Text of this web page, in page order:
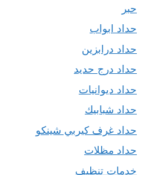
حبر
حداد ابواب
حداد درابزين
حداد درج حديد
حداد ديوانيات
حداد شبابيك
حداد غرف كيربي شينكو
حداد مظلات
خدمات تنظيف